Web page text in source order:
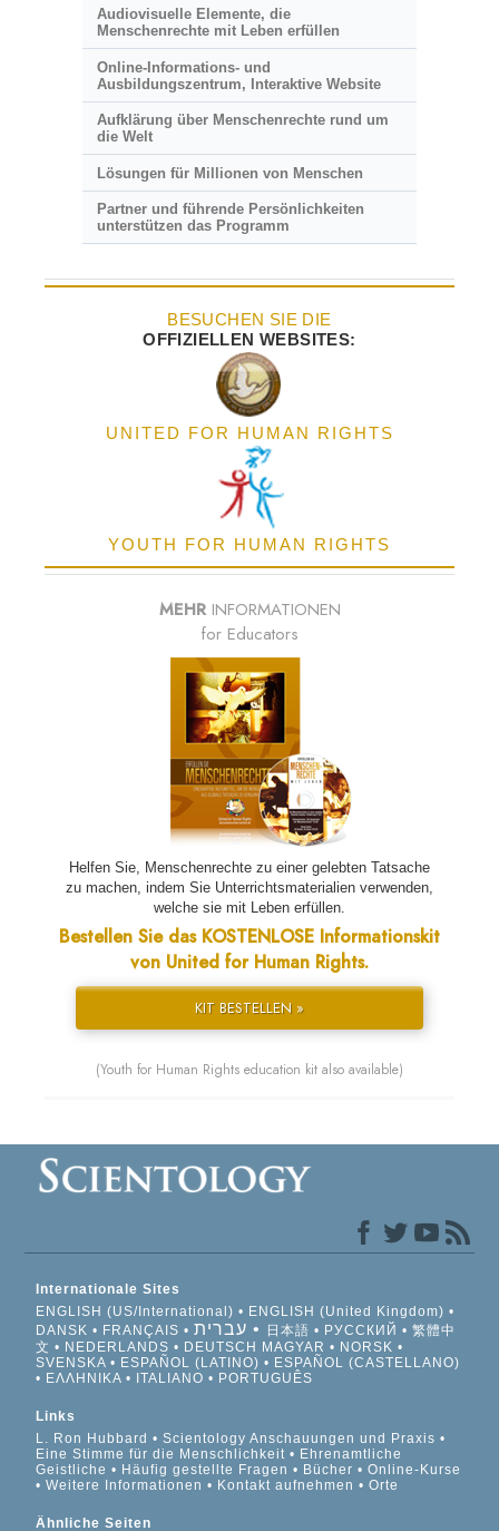
Audiovisuelle Elemente, die
Menschenrechte mit Leben erfüllen
Online-Informations- und
Ausbildungszentrum, Interaktive Website
Aufklärung über Menschenrechte rund um
die Welt
Lösungen für Millionen von Menschen
Partner und führende Persönlichkeiten
unterstützen das Programm
BESUCHEN SIE DIE
OFFIZIELLEN WEBSITES:
UNITED FOR HUMAN RIGHTS
YOUTH FOR HUMAN RIGHTS
MEHR INFORMATIONEN
for Educators
Helfen Sie, Menschenrechte zu einer gelebten Tatsache
zu machen, indem Sie Unterrichtsmaterialien verwenden,
welche sie mit Leben erfüllen.
Bestellen Sie das KOSTENLOSE Informationskit
von United for Human Rights.
KIT BESTELLEN »
(Youth for Human Rights education kit also available)
Internationale Sites
ENGLISH (US/International)
ENGLISH (United Kingdom)
DANSK
FRANÇAIS עברית 日本語 РУССКИЙ
繁體中
文
NEDERLANDS DEUTSCH MAGYAR
NORSK
SVENSKA
ESPAÑOL (LATINO)
ESPAÑOL (CASTELLANO)
ΕΛΛΗΝΙΚA
ITALIANO PORTUGUÊS
Links
L. Ron Hubbard
Scientology Anschauungen und Praxis
Eine Stimme für die Menschlichkeit
Ehrenamtliche
Geistliche
Häufig gestellte Fragen Bücher
Online-Kurse
Weitere Informationen
Kontakt aufnehmen Orte
Ähnliche Seiten